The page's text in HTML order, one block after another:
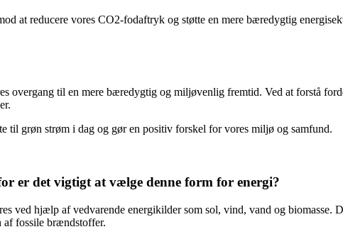
at reducere vores CO2-fodaftryk og støtte en mere bæredygtig
overgang til en mere bæredygtig og miljøvenlig fremtid. Ved at forstå
til grøn strøm i dag og gør en positiv forskel for vores miljø og samfund.
er det vigtigt at vælge denne form for energi?
ved hjælp af vedvarende energikilder som sol, vind, vand og
fossile brændstoffer.